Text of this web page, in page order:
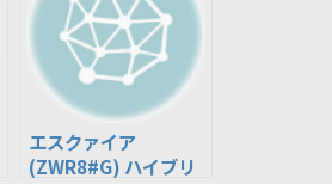
エスクァイア
(ZWR8#G) ハイブリ